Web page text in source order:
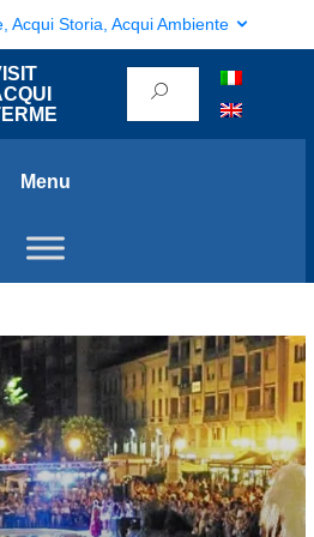
Acqui Storia, Acqui Ambiente
Menu